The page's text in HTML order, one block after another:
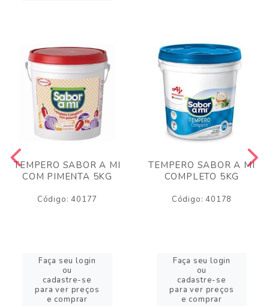
TEMPERO SABOR A MI
COM PIMENTA 5KG
Código: 40177
Faça seu login
ou
cadastre-se
para ver preços
e comprar
TEMPERO SABOR A MI
COMPLETO 5KG
Código: 40178
Faça seu login
ou
cadastre-se
para ver preços
e comprar